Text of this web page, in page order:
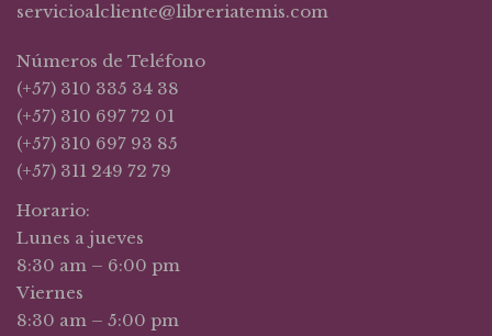
servicioalcliente@libreriatemis.com
Números de Teléfono
(+57) 310 335 34 38
(+57) 310 697 72 01
(+57) 310 697 93 85
(+57) 311 249 72 79
Horario:
Lunes a jueves
8:30 am – 6:00 pm
Viernes
8:30 am – 5:00 pm